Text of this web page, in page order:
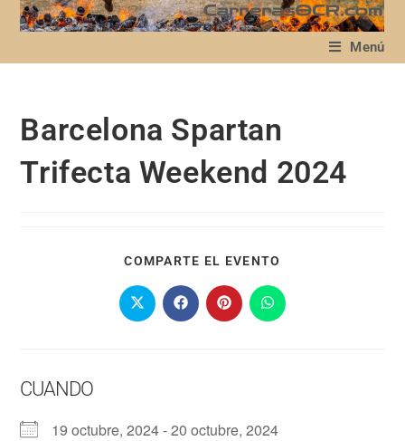
Menú
Barcelona Spartan
Trifecta Weekend 2024
COMPARTE EL EVENTO
CUANDO
19 octubre, 2024 - 20 octubre, 2024